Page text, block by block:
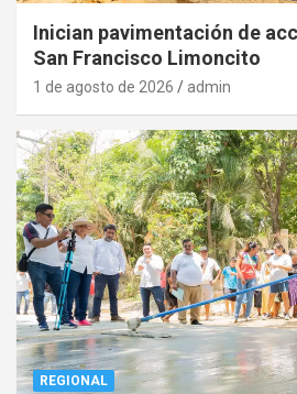
Inician pavimentación de
San Francisco Limoncito
1 de agosto de 2026 admin
REGIONAL